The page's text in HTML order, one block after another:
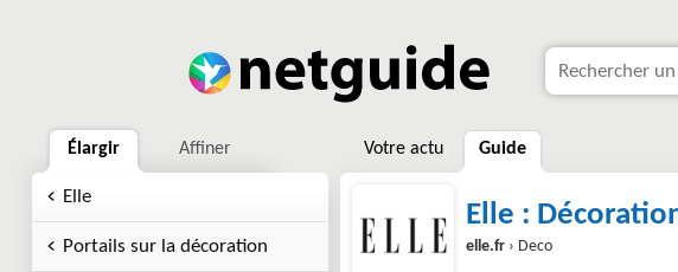
Élargir Affiner
Elle
Portails sur la décoration
Votre actu Guide
Elle :
elle.fr › Deco